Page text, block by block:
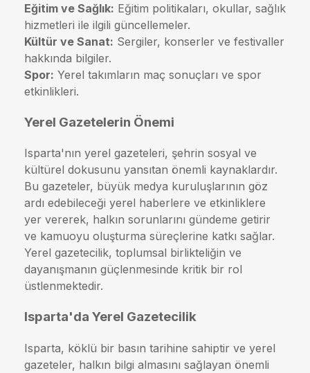
Eğitim ve Sağlık: Eğitim politikaları, okullar, sağlık
hizmetleri ile ilgili güncellemeler.
Kültür ve Sanat: Sergiler, konserler ve festivaller
hakkında bilgiler.
Spor: Yerel takımların maç sonuçları ve spor
etkinlikleri.
Yerel Gazetelerin Önemi
Isparta'nın yerel gazeteleri, şehrin sosyal ve
kültürel dokusunu yansıtan önemli kaynaklardır.
Bu gazeteler, büyük medya kuruluşlarının göz
ardı edebileceği yerel haberlere ve etkinliklere
yer vererek, halkın sorunlarını gündeme getirir
ve kamuoyu oluşturma süreçlerine katkı sağlar.
Yerel gazetecilik, toplumsal birlikteliğin ve
dayanışmanın güçlenmesinde kritik bir rol
üstlenmektedir.
Isparta'da Yerel Gazetecilik
Isparta, köklü bir basın tarihine sahiptir ve yerel
gazeteler, halkın bilgi almasını sağlayan önemli